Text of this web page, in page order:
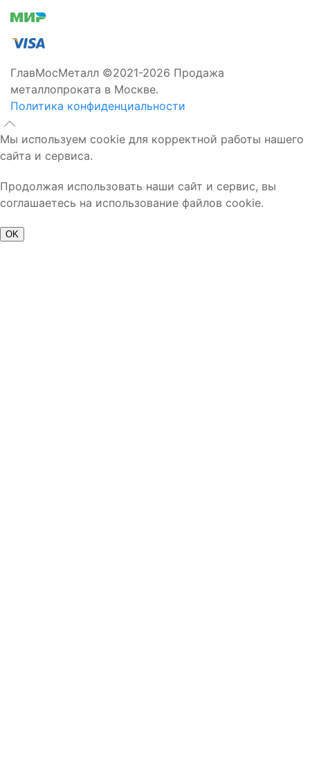
ГлавМосМеталл ©2021-2026 Продажа
металлопроката в Москве.
Политика конфиденциальности
Мы используем cookie для корректной работы нашего
сайта и сервиса.
Продолжая использовать наши сайт и сервис, вы
соглашаетесь на использование файлов cookie.
OK